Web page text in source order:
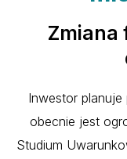
Zmiana
Inwestor
obecnie jest
Studium